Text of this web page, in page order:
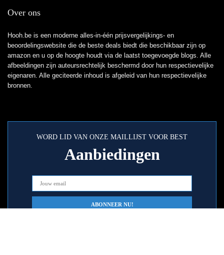
Over ons
Hooh.be is een moderne alles-in-één prijsvergelijkings- en
beoordelingswebsite die de beste deals biedt die beschikbaar zijn op
amazon en u op de hoogte houdt via de laatst toegevoegde blogs. Alle
afbeeldingen zijn auteursrechtelijk beschermd door hun respectievelijke
eigenaren. Alle geciteerde inhoud is afgeleid van hun respectievelijke
bronnen.
WORD LID VAN ONZE MAILLIJST VOOR BEST
Aanbiedingen